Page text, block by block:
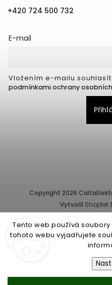
Tento web používá
tohoto webu vyjadřujete
+420 724 500 732
E-mail
Vložením e-mailu
podmínkami ochrany
Copyright 2026
Vytvořil Shoptet
Provozovatel e-shopu: CALTA
10/32,
Společnost je zapsána v
soudem v Praze -